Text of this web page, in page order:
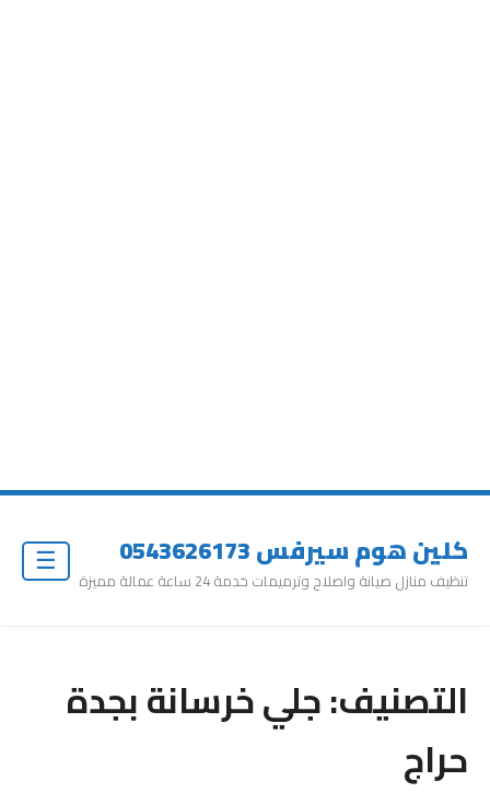
كلين هوم سيرفس 0543626173
تنظيف منازل صيانة واصلاح وترميمات خدمة 24 ساعة عمالة مميزة
التصنيف:جلي خرسانة بجدة
حراج